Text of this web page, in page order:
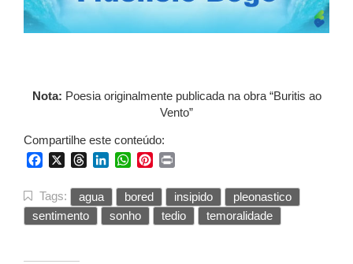
Nota: Poesia originalmente publicada na obra “Buritis ao
Vento”
Compartilhe este conteúdo:
FacebookThreadsLinkedInWhatsApp
Pinterest
Tags: agua bored insipido
pleonastico
sentimento
sonho tedio temoralidade